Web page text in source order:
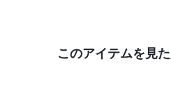
このアイテムを見